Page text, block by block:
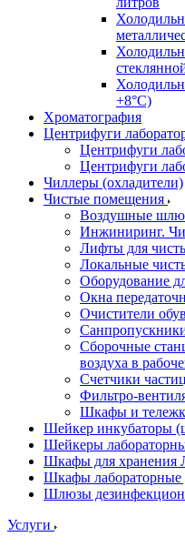
+8°C)
Хроматография
Центрифуги
Центрифуги
Центрифуги
Чиллеры (охладители)
Чистые помещения
Воздушные
Инжиниринг.
Лифты для
Локальные
Оборудование
Окна
Очистители
Сборочные
воздуха в
Счетчики
Фильтро-
Шкафы и
Шейкер инкубаторы
Шейкеры
Шкафы для хранения
Шкафы лабораторные
Шлюзы
Услуги